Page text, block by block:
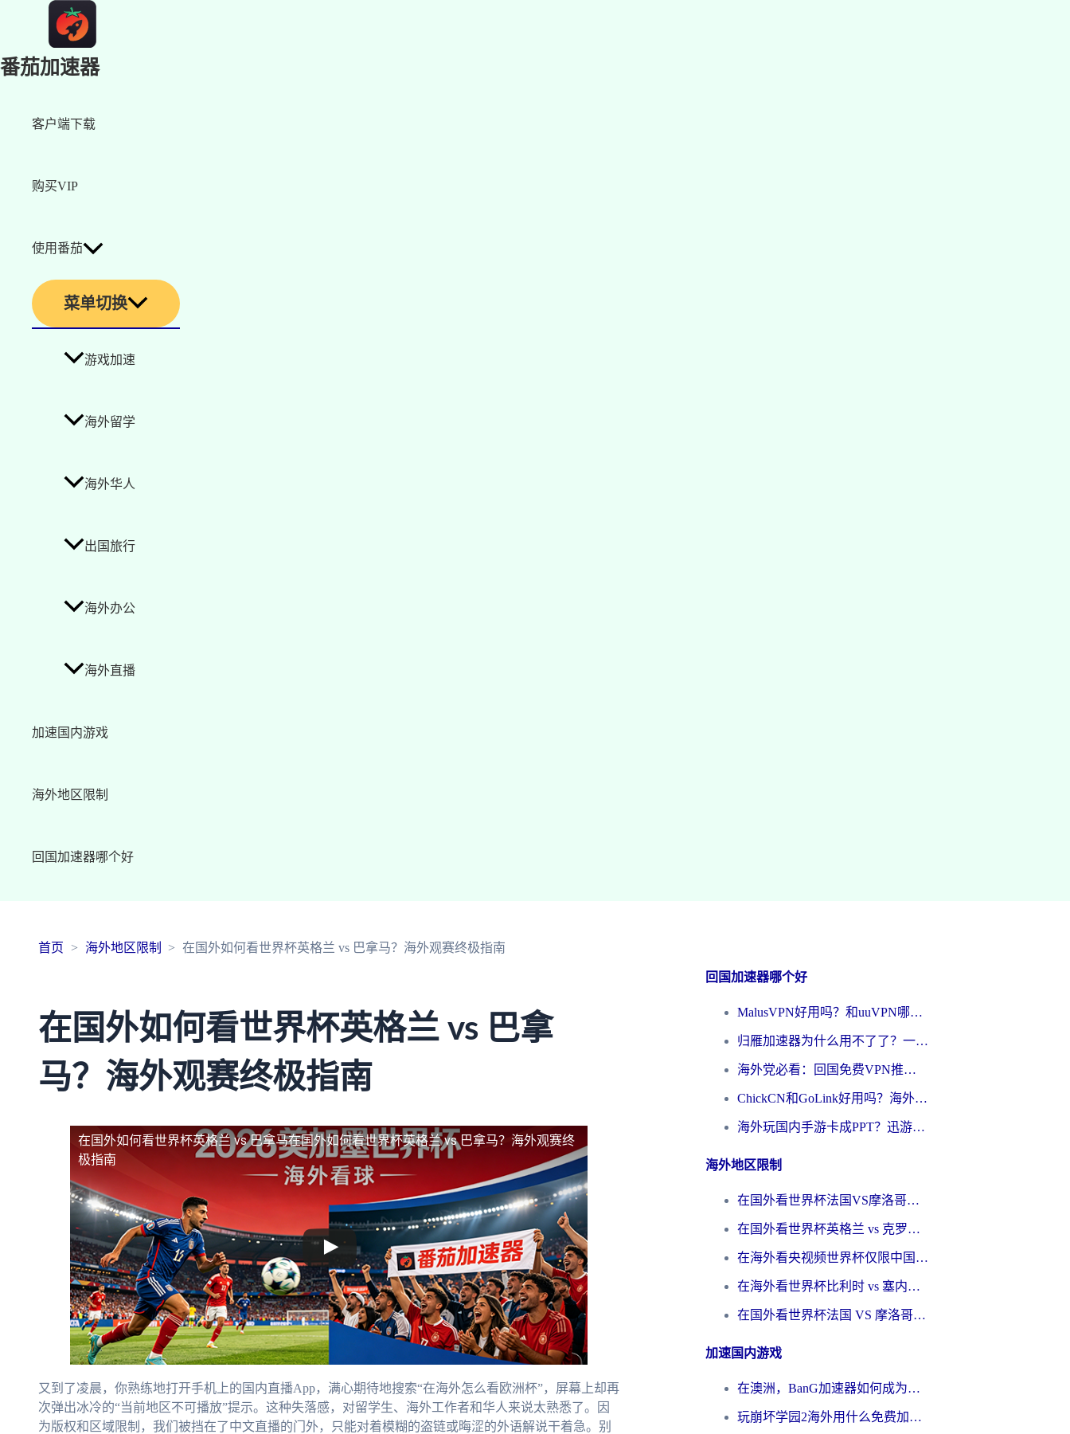
番茄加速器
客户端下载
购买VIP
使用番茄
菜单切换
游戏加速
海外留学
海外华人
出国旅行
海外办公
海外直播
加速国内游戏
海外地区限制
回国加速器哪个好
首页 海外地区限制 在国外如何看世界杯英格兰 vs 巴拿马？海外观赛终极指南
在国外如何看世界杯英格兰 vs 巴拿
马？海外观赛终极指南
在国外如何看世界杯英格兰 vs 巴拿马在国外如何看世界杯英格兰 vs 巴拿马？海外观赛终
极指南
又到了凌晨，你熟练地打开手机上的国内直播App，满心期待地搜索“在海外怎么看欧洲杯”，屏幕上却再
次弹出冰冷的“当前地区不可播放”提示。这种失落感，对留学生、海外工作者和华人来说太熟悉了。因
为版权和区域限制，我们被挡在了中文直播的门外，只能对着模糊的盗链或晦涩的外语解说干着急。别
回国加速器哪个好
MalusVPN好用吗？和uuVPN哪个好？海外党无缝访问国内资源的真实对比与选择指南
归雁加速器为什么用不了了？一位海外游子的真实困惑与技术解答
海外党必看：回国免费VPN推荐？别踩坑！教你选对加速器无缝刷国内资源
ChickCN和GoLink好用吗？海外党如何选对回国加速器
海外玩国内手游卡成PPT？迅游和奇游手游哪个好？一篇讲透回国加速器怎么选
海外地区限制
在国外看世界杯法国VS摩洛哥地区限制？这篇指南让你流畅看中文解说无压力
在国外看世界杯英格兰 vs 克罗地亚当前地区不可播放？这篇指南帮你搞定所有海外观赛难题
在海外看央视频世界杯仅限中国大陆？这篇指南帮你解锁中文解说+无卡顿直播
在海外看世界杯比利时 vs 塞内加尔仅限中国大陆？我找到了最流畅的中文解说之路
在国外看世界杯法国 VS 摩洛哥仅限中国大陆？海外党这样看中文解说赛事不卡顿
加速国内游戏
在澳洲，BanG加速器如何成为你国服游戏的“时光机”？
玩崩坏学园2海外用什么免费加速器好？2026海外党亲测国服游戏加速指南